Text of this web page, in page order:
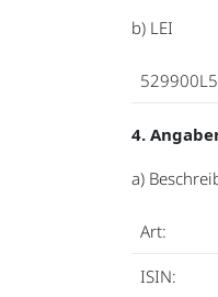
b) LEI
4.
a)
Art:
ISIN: